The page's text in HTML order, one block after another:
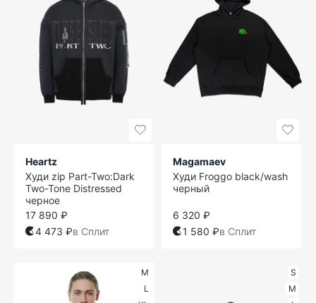
Heartz
Худи zip Part-Two:Dark
Two-Tone Distressed
черное
17 890 ₽
4 473 ₽в Сплит
Magamaev
Худи Froggo black/wash
черный
6 320 ₽
1 580 ₽в Сплит
M
L
S
M